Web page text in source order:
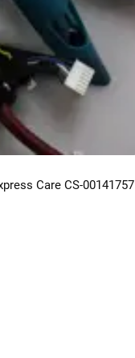
Care CS-00141757